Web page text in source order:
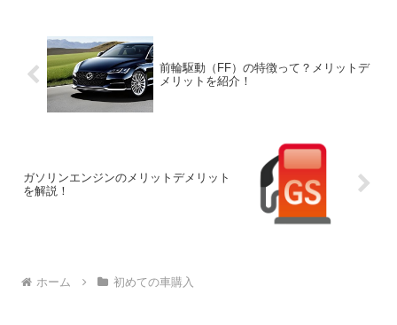
前輪駆動（FF）の特徴って？メリットデ
メリットを紹介！
ガソリンエンジンのメリットデメリット
を解説！
ホーム 初めての車購入